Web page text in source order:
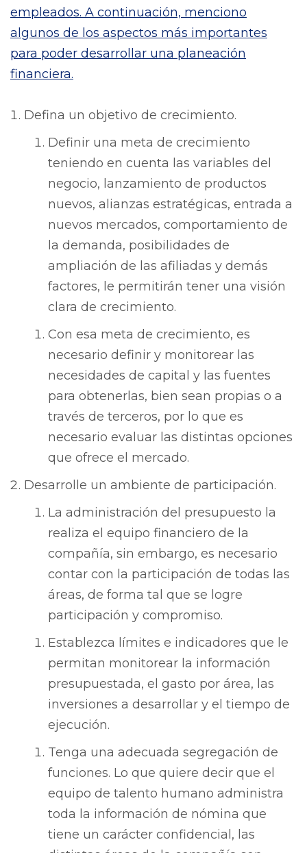
empleados. A continuación, menciono
algunos de los aspectos más importantes
para poder desarrollar una planeación
financiera.
Defina un objetivo de crecimiento.
Definir una meta de crecimiento
teniendo en cuenta las variables del
negocio, lanzamiento de productos
nuevos, alianzas estratégicas, entrada a
nuevos mercados, comportamiento de
la demanda, posibilidades de
ampliación de las afiliadas y demás
factores, le permitirán tener una visión
clara de crecimiento.
Con esa meta de crecimiento, es
necesario definir y monitorear las
necesidades de capital y las fuentes
para obtenerlas, bien sean propias o a
través de terceros, por lo que es
necesario evaluar las distintas opciones
que ofrece el mercado.
Desarrolle un ambiente de participación.
La administración del presupuesto la
realiza el equipo financiero de la
compañía, sin embargo, es necesario
contar con la participación de todas las
áreas, de forma tal que se logre
participación y compromiso.
Establezca límites e indicadores que le
permitan monitorear la información
presupuestada, el gasto por área, las
inversiones a desarrollar y el tiempo de
ejecución.
Tenga una adecuada segregación de
funciones. Lo que quiere decir que el
equipo de talento humano administra
toda la información de nómina que
tiene un carácter confidencial, las